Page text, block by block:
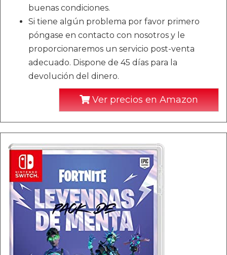
buenas condiciones.
Si tiene algún problema por favor primero
póngase en contacto con nosotros y le
proporcionaremos un servicio post-venta
adecuado. Dispone de 45 días para la
devolución del dinero.
Ver precios en Amazon